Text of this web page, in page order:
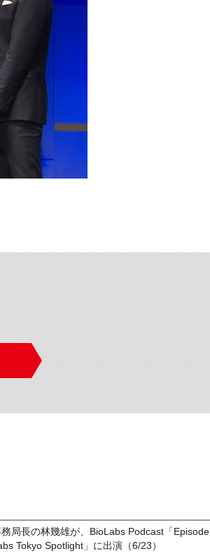
局長の林幾雄が、BioLabs Podcast「Episode
Tokyo Spotlight」に出演（6/23）